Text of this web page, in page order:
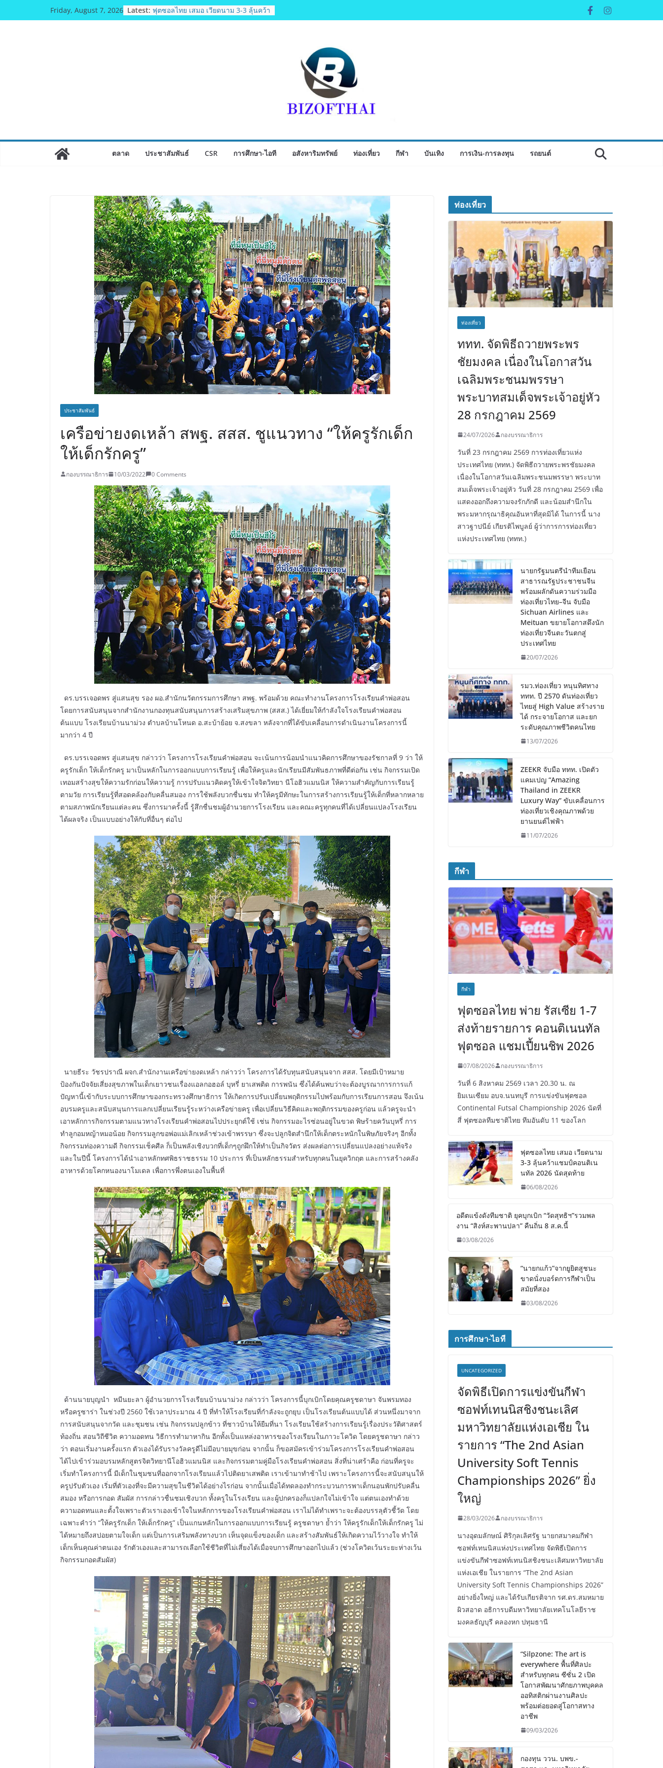
to
Friday, August 7, 2026 Latest: สตาร์ทวันนี้ Franchise Expo Thailand
& TESE 2026 วันที่ 6-9 ส.ค.69 ฮอลล์ 6-
รายการ คอนติเนนทัล ฟุตซอล
แชมเปี้ยนชิพ 2026
Guangzhou Yinghao School เผยวิสัย
ให้พร้อมเป็นผู้กำหนดอนาคต”
ตลาด ประชาสัมพันธ์ CSR การศึกษา-ไอที อสังหาริมทรัพย์ ท่องเที่ยว กีฬา บันเทิง การเงิน-การลงทุน รถยนต์
ประชาสัมพันธ์
เครือข่ายงดเหล้า สพฐ. สสส. ชูแนวทาง “ให้ครูรักเด็ก
ให้เด็กรักครู”
กองบรรณาธิการ 10/03/2022 0 Comments
ดร.บรรเจอดพร สู่แสนสุข รอง ผอ.สำนักนวัตกรรมการศึกษา สพฐ. พร้อมด้วย คณะทำงานโครงการโรงเรียนคำพ่อสอน
โดยการสนับสนุนจากสำนักงานกองทุนสนับสนุนการสร้างเสริมสุขภาพ (สสส.) ได้เยี่ยมให้กำลังใจโรงเรียนคำพ่อสอน
ต้นแบบ โรงเรียนบ้านนาม่วง ตำบลบ้านโหนด อ.สะบ้าย้อย จ.สงขลา หลังจากที่ได้ขับเคลื่อนการดำเนินงานโครงการนี้
มากว่า 4 ปี
ดร.บรรเจอดพร สู่แสนสุข กล่าวว่า โครงการโรงเรียนคำพ่อสอน จะเน้นการน้อมนำแนวคิดการศึกษาของรัชกาลที่ 9 ว่า ให้
ครูรักเด็ก ให้เด็กรักครู มาเป็นหลักในการออกแบบการเรียนรู้ เพื่อให้ครูและนักเรียนมีสัมพันธภาพที่ดีต่อกัน เช่น กิจกรรมเปิด
เทอมสร้างสุขให้ความรักก่อนให้ความรู้ การปรับแนวคิดครูให้เข้าใจจิตวิทยา นีโอฮิวแมนนิส ให้ความสำคัญกับการเรียนรู้
ตามวัย การเรียนรู้ที่สอดคล้องกับคลื่นสมอง การใช้พลังบวกชื่นชม ทำให้ครูมีทักษะในการสร้างการเรียนรู้ให้เด็กที่หลากหลาย
ตามสภาพนักเรียนแต่ละคน ซึ่งการมาครั้งนี้ รู้สึกชื่นชมผู้อำนวยการโรงเรียน และคณะครูทุกคนที่ได้เปลี่ยนแปลงโรงเรียน
ได้ผลจริง เป็นแบบอย่างให้กับที่อื่นๆ ต่อไป
นายธีระ วัชรปราณี ผจก.สำนักงานเครือข่ายงดเหล้า กล่าวว่า โครงการได้รับทุนสนับสนุนจาก สสส. โดยมีเป้าหมาย
ป้องกันปัจจัยเสี่ยงสุขภาพในเด็กเยาวชนเรื่องแอลกอฮอล์ บุหรี่ ยาเสพติด การพนัน ซึ่งได้ค้นพบว่าจะต้องบูรณาการการแก้
ปัญหานี้เข้ากับระบบการศึกษาของกระทรวงศึกษาธิการ ให้เกิดการปรับเปลี่ยนพฤติกรรมไปพร้อมกับการเรียนการสอน จึงเน้น
อบรมครูและสนับสนุนการแลกเปลี่ยนเรียนรู้ระหว่างเครือข่ายครู เพื่อเปลี่ยนวิธีคิดและพฤติกรรมของครูก่อน แล้วครูจะนำ
เอาหลักการกิจกรรมตามแนวทางโรงเรียนคำพ่อสอนไปประยุกต์ใช้ เช่น กิจกรรมอะไรซ่อนอยู่ในขวด พิษร้ายควันบุหรี่ การ
ทำลูกอมหญ้าหมอน้อย กิจกรรมลูกขอพ่อแม่เลิกเหล้าช่วงเข้าพรรษา ซึ่งจะปลูกจิตสำนึกให้เด็กตระหนักในพิษภัยจริงๆ อีกทั้ง
กิจกรรมท่องความดี กิจกรรมเช็คศีล ก็เป็นพลังเชิงบวกที่เด็กๆถูกฝึกให้ทำเป็นกิจวัตร ส่งผลต่อการเปลี่ยนแปลงอย่างแท้จริง
และในปีนี้ โครงการได้นำเอาหลักทศพิธราชธรรม 10 ประการ ที่เป็นหลักธรรมสำหรับทุกคนในยุควิกฤต และการสร้างคลัง
อาหารด้วยโคกหนองนาโมเดล เพื่อการพึ่งตนเองในพื้นที่
ด้านนายบุญนำ หมีนยะลา ผู้อำนวยการโรงเรียนบ้านนาม่วง กล่าวว่า โครงการนี้บุกเบิกโดยคุณครูชดาษา จันพรมทอง
หรือครูซาร่า ในช่วงปี 2560 ใช้เวลาประมาณ 4 ปี ที่ทำให้โรงเรียนที่กำลังจะถูกยุบ เป็นโรงเรียนต้นแบบได้ ส่วนหนึ่งมาจาก
การสนับสนุนจากวัด และชุมชน เช่น กิจกรรมปลูกข้าว ที่ชาวบ้านให้ยืมที่นา โรงเรียนใช้สร้างการเรียนรู้เรื่องประวัติศาสตร์
ท้องถิ่น สอนวิถีชีวิต ความอดทน วิธีการทำมาหากิน อีกทั้งเป็นแหล่งอาหารของโรงเรียนในภาวะโควิด โดยครูชดาษา กล่าว
ว่า ตอนเริ่มงานครั้งแรก ตัวเองได้รับรางวัลครูดีไม่มีอบายมุขก่อน จากนั้น ก็ขอสมัครเข้าร่วมโครงการโรงเรียนคำพ่อสอน
ได้ไปเข้าร่วมอบรมหลักสูตรจิตวิทยานีโอฮิวแมนนิส และกิจกรรมตามคู่มือโรงเรียนคำพ่อสอน สิ่งที่น่าเศร้าคือ ก่อนที่ครูจะ
เริ่มทำโครงการนี้ มีเด็กในชุมชนที่ออกจากโรงเรียนแล้วไปติดยาเสพติด เราเข้ามาทำช้าไป เพราะโครงการนี้จะสนับสนุนให้
ครูปรับตัวเอง เริ่มที่ตัวเองที่จะมีความสุขในชีวิตได้อย่างไรก่อน จากนั้นเมื่อได้ทดลองทำกระบวนการพาเด็กนอนพักปรับคลื่น
สมอง หรือการกอด สัมผัส การกล่าวชื่นชมเชิงบวก ทั้งครูในโรงเรียน และผู้ปกครองก็แปลกใจไม่เข้าใจ แต่ตนเองทำด้วย
ความอดทนและตั้งใจเพราะตัวเราเองเข้าใจในหลักการของโรงเรียนคำพ่อสอน เราไม่ได้ทำเพราะจะต้องบรรลุตัวชี้วัด โดย
เฉพาะคำว่า “ให้ครูรักเด็ก ให้เด็กรักครู” เป็นแกนหลักในการออกแบบการเรียนรู้ ครูชดาษา ย้ำว่า ให้ครูรักเด็กให้เด็กรักครู ไม่
ได้หมายถึงสปอยตามใจเด็ก แต่เป็นการเสริมพลังทางบวก เห็นจุดแข็งของเด็ก และสร้างสัมพันธ์ให้เกิดความไว้วางใจ ทำให้
เด็กเห็นคุณค่าตนเอง รักตัวเองและสามารถเลือกใช้ชีวิตที่ไม่เสี่ยงได้เมื่อจบการศึกษาออกไปแล้ว (ช่วงโควิดเว้นระยะห่างเว้น
กิจกรรมกอดสัมผัส)
ท่องเที่ยว
ท่องเที่ยว
ททท. จัดพิธีถวายพระพร
ชัยมงคล เนื่องในโอกาสวัน
เฉลิมพระชนมพรรษา
พระบาทสมเด็จพระเจ้าอยู่หัว
28 กรกฎาคม 2569
24/07/2026 กองบรรณาธิการ
วันที่ 23 กรกฎาคม 2569 การท่องเที่ยวแห่ง
ประเทศไทย (ททท.) จัดพิธีถวายพระพรชัยมงคล
เนื่องในโอกาสวันเฉลิมพระชนมพรรษา พระบาท
สมเด็จพระเจ้าอยู่หัว วันที่ 28 กรกฎาคม 2569 เพื่อ
แสดงออกถึงความจงรักภักดี และน้อมสำนึกใน
พระมหากรุณาธิคุณอันหาที่สุดมิได้ ในการนี้ นาง
สาวฐาปนีย์ เกียรติไพบูลย์ ผู้ว่าการการท่องเที่ยว
แห่งประเทศไทย (ททท.)
นายกรัฐมนตรีนำทีมเยือน
สาธารณรัฐประชาชนจีน
พร้อมผลักดันความร่วมมือ
ท่องเที่ยวไทย–จีน จับมือ
Sichuan Airlines และ
Meituan ขยายโอกาสดึงนัก
ท่องเที่ยวจีนตะวันตกสู่
ประเทศไทย
20/07/2026
รมว.ท่องเที่ยว หนุนทิศทาง
ททท. ปี 2570 ดันท่องเที่ยว
ไทยสู่ High Value สร้างราย
ได้ กระจายโอกาส และยก
ระดับคุณภาพชีวิตคนไทย
13/07/2026
ZEEKR จับมือ ททท. เปิดตัว
แคมเปญ “Amazing
Thailand in ZEEKR
Luxury Way” ขับเคลื่อนการ
ท่องเที่ยวเชิงคุณภาพด้วย
ยานยนต์ไฟฟ้า
11/07/2026
กีฬา
กีฬา
ฟุตซอลไทย พ่าย รัสเซีย 1-7
ส่งท้ายรายการ คอนติเนนทัล
ฟุตซอล แชมเปี้ยนชิพ 2026
07/08/2026 กองบรรณาธิการ
วันที่ 6 สิงหาคม 2569 เวลา 20.30 น. ณ
ยิมเนเซียม อบจ.นนทบุรี การแข่งขันฟุตซอล
Continental Futsal Championship 2026 นัดที่
สี่ ฟุตซอลทีมชาติไทย ทีมอันดับ 11 ของโลก
ฟุตซอลไทย เสมอ เวียดนาม
3-3 ลุ้นคว้าแชมป์คอนติเน
นทัล 2026 นัดสุดท้าย
06/08/2026
อดีตแข้งดังทีมชาติ ยุคบุกเบิก “วัดสุทธิฯ”รวมพล
งาน “สิงห์สะพานปลา” คืนถิ่น 8 ส.ค.นี้
03/08/2026
“นายกแก้ว”จากยูยิตสูชนะ
ขาดนั่งบอร์ดการกีฬาเป็น
สมัยที่สอง
03/08/2026
การศึกษา-ไอที
UNCATEGORIZED
จัดพิธีเปิดการแข่งขันกีฬา
ซอฟท์เทนนิสชิงชนะเลิศ
มหาวิทยาลัยแห่งเอเชีย ใน
รายการ “The 2nd Asian
University Soft Tennis
Championships 2026” ยิ่ง
ใหญ่
28/03/2026 กองบรรณาธิการ
นางอุดมลักษณ์ ศิริกุลเลิศรัฐ นายกสมาคมกีฬา
ซอฟท์เทนนิสแห่งประเทศไทย จัดพิธีเปิดการ
แข่งขันกีฬาซอฟท์เทนนิสชิงชนะเลิศมหาวิทยาลัย
แห่งเอเชีย ในรายการ “The 2nd Asian
University Soft Tennis Championships 2026”
อย่างยิ่งใหญ่ และได้รับเกียรติจาก รศ.ดร.สมหมาย
ผิวสอาด อธิการบดีมหาวิทยาลัยเทคโนโลยีราช
มงคลธัญบุรี คลองหก ปทุมธานี
“Silpzone: The art is
everywhere พื้นที่ศิลปะ
สำหรับทุกคน ซีซั่น 2 เปิด
โอกาสพัฒนาศักยภาพบุคคล
ออทิสติกผ่านงานศิลปะ
พร้อมต่อยอดสู่โอกาสทาง
อาชีพ
09/03/2026
กองทุน ววน. บพข.-